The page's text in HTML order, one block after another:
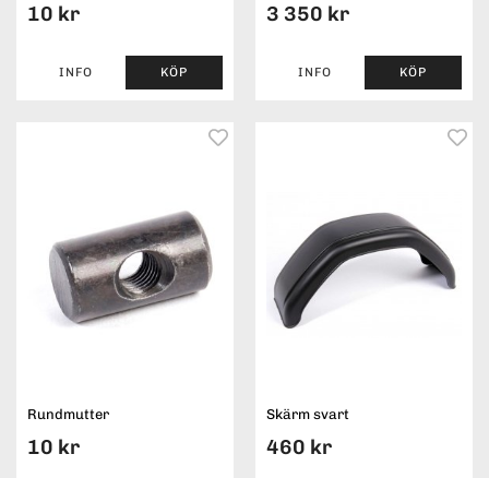
10 kr
INFO KÖP
3 350 kr
INFO KÖP
Rundmutter
10 kr
Skärm svart
460 kr